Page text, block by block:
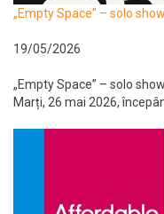
„Empty Space” – solo
19/05/2026
„Empty Space” – solo
Marți, 26 mai 2026,